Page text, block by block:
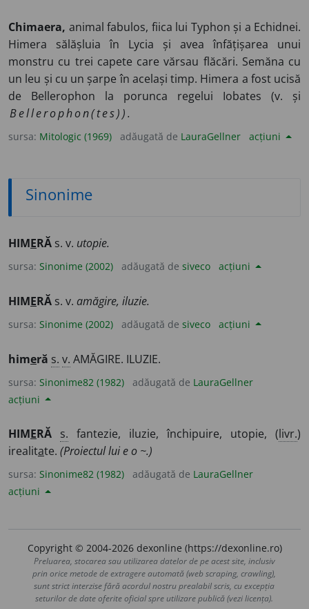
Chimaera, animal fabulos, fiica lui Typhon și a Echidnei.
Himera sălășluia în Lycia și avea înfățișarea unui
monstru cu trei capete care vărsau flăcări. Semăna cu
un leu și cu un șarpe în același timp. Himera a fost ucisă
de Bellerophon la porunca regelui Iobates (v. și
Bellerophon(tes)).
sursa: Mitologic (1969) adăugată de LauraGellner acțiuni
Sinonime
HIMERĂ s. v. utopie.
sursa: Sinonime (2002) adăugată de siveco acțiuni
HIMERĂ s. v. amăgire, iluzie.
sursa: Sinonime (2002) adăugată de siveco acțiuni
himeră s. v. AMĂGIRE. ILUZIE.
sursa: Sinonime82 (1982) adăugată de LauraGellner
acțiuni
HIMERĂ s. fantezie, iluzie, închipuire, utopie, (livr.)
irealitate. (Proiectul lui e o ~.)
sursa: Sinonime82 (1982) adăugată de LauraGellner
acțiuni
Copyright © 2004-2026 dexonline (https://dexonline.ro)
Preluarea, stocarea sau utilizarea datelor de pe acest site, inclusiv
prin orice metode de extragere automată (web scraping, crawling),
sunt strict interzise fără acordul nostru prealabil scris, cu excepția
seturilor de date oferite oficial spre utilizare publică (vezi licența).